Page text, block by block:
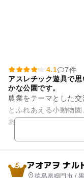
4.1
7件
アスレチック遊具で
かな公園です。
農業をテーマとした
とふれあえる小動物
あるほか、アイスク
ですが空きがあれば
3 アオアヲ ナル
徳島県鳴門市 /